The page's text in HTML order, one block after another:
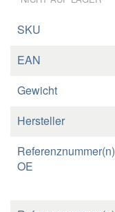
SKU
EAN
Gewicht
Hersteller
Referenznummer(n)
OE